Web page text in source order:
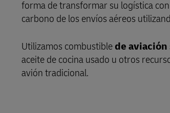
LifeTrack
Conozca Más Acerca de los
Portales
forma de transformar su logística
carbono de los envíos aéreos
Utilizamos combustible de
aceite de cocina usado u otros
avión tradicional.